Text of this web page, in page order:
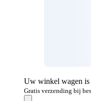
Uw winkel wagen is
Gratis verzending bij